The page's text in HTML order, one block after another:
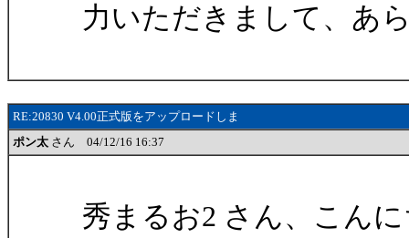
力いただきまして、あ
RE:20830 V4.00正式版をアップロードしま
ポン太 さん 04/12/16 16:37
秀まるお2 さん、こん